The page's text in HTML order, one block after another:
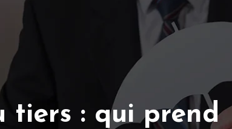
tiers : qui prend